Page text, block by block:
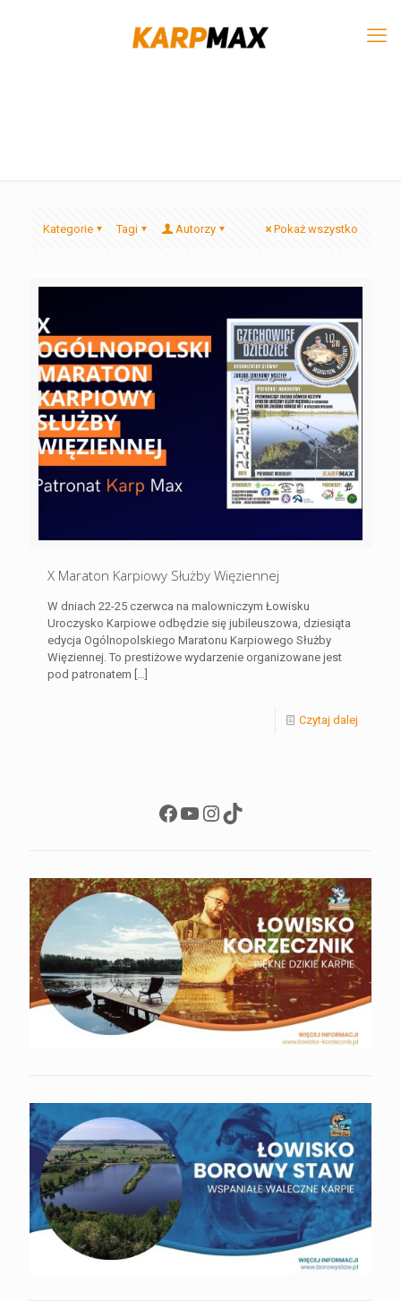
Kategorie Tagi Autorzy Pokaż wszystko
X Maraton Karpiowy Służby Więziennej
W dniach 22-25 czerwca na malowniczym Łowisku
Uroczysko Karpiowe odbędzie się jubileuszowa, dziesiąta
edycja Ogólnopolskiego Maratonu Karpiowego Służby
Więziennej. To prestiżowe wydarzenie organizowane jest
pod patronatem
Czytaj dalej
Facebook
YouTube
Instagram
TikTok